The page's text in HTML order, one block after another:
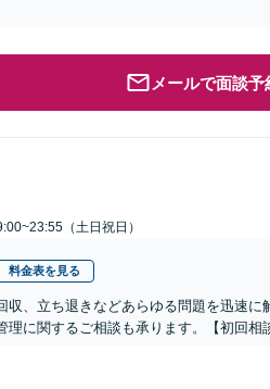
メールで面談予
（土日祝日）
料金表を見る
収、立ち退きなどあらゆる問題を迅速に
に関するご相談も承ります。【初回相